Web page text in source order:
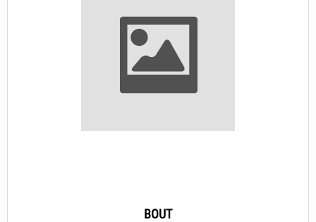
BOUT